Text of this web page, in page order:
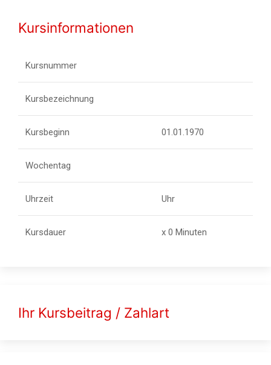
Kursinformationen
Kursnummer
Kursbezeichnung
Kursbeginn 01.01.1970
Wochentag
Uhrzeit Uhr
Kursdauer x 0 Minuten
Ihr Kursbeitrag / Zahlart